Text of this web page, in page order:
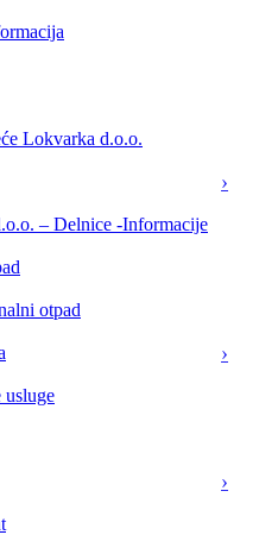
Lokvarka d.o.o.
– Delnice -Informacije
otpad
usluge